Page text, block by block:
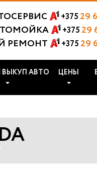
+375 29
+375 29
РЕМОНТ
+375 29
АВТО ЦЕНЫ